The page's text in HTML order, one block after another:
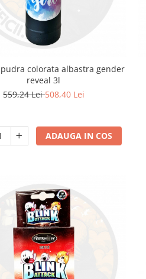
colorata albastra gender
reveal 3l
559,24 Lei508,40 Lei
ADAUGA IN COS